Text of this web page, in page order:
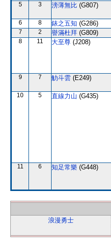
5 3 滂薄無比 (G807)
6 8 錶之五知 (G286)
7 2 譽滿杜拜 (G809)
8 11 大至尊 (J208)
9 7 觔斗雲 (E249)
10 5 直線力山 (G435)
11 6 知足常樂 (G448)
浪漫勇士